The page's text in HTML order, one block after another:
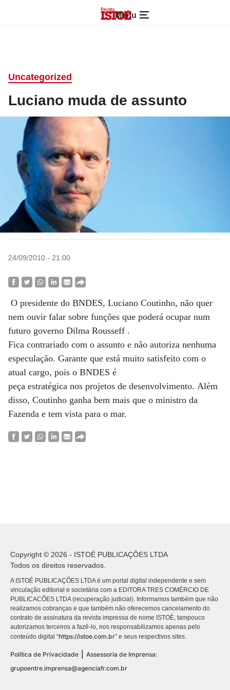
Menu
Uncategorized
Luciano muda de assunto
24/09/2010 - 21:00
O presidente do BNDES, Luciano Coutinho, não quer
nem ouvir falar sobre funções que poderá ocupar num
futuro governo Dilma Rousseff .
Fica contrariado com o assunto e não autoriza nenhuma
especulação. Garante que está muito satisfeito com o
atual cargo, pois o BNDES é
peça estratégica nos projetos de desenvolvimento. Além
disso, Coutinho ganha bem mais que o ministro da
Fazenda e tem vista para o mar.
Copyright © 2026 - ISTOÉ PUBLICAÇÕES LTDA
Todos os direitos reservados.
A ISTOÉ PUBLICAÇÕES LTDA é um portal digital independente e sem
vinculação editorial e societária com a EDITORA TRES COMÉRCIO DE
PUBLICACÕES LTDA (recuperação judicial). Informamos também que não
realizamos cobranças e que também não oferecemos cancelamento do
contrato de assinatura da revista impressa de nome ISTOÉ, tampouco
autorizamos terceiros a fazê-lo, nos responsabilizamos apenas pelo
conteúdo digital “https://istoe.com.br” e seus respectivos sites.
Política de Privacidade
Assessoria de Imprensa:
grupoentre.imprensa@agenciafr.com.br